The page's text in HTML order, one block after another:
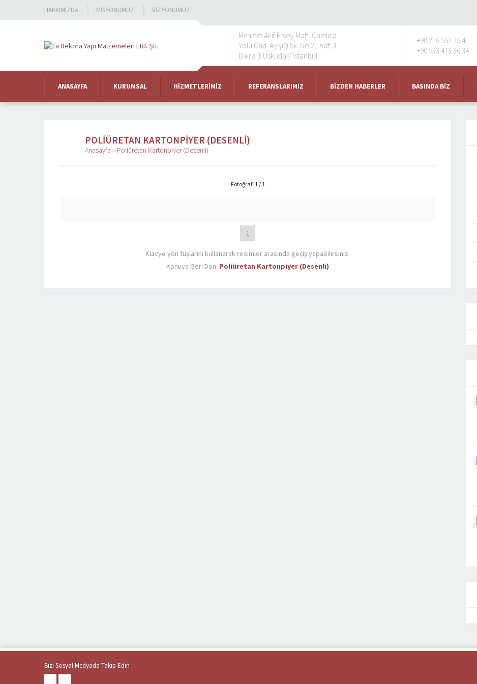
HAKKIMIZDA MISYONUMUZ VIZYONUMUZ
Mehmet Akif Ersoy Mah. Çamlıca
Yolu Cad. Ayışığı Sk. No:21 Kat: 3
Daire: 3 Üsküdar/ İstanbul
+90 216 557 75 41
+90 533 413 36 34
ANASAYFA KURUMSAL HIZMETLERIMIZ REFERANSLARIMIZ BIZDEN HABERLER BASINDA BIZ
POLIÜRETAN KARTONPIYER (DESENLI)
Anasayfa » Poliüretan Kartonpiyer (Desenli)
Fotoğraf: 1 / 1
1
Klavye yön tuşlarını kullanarak resimler arasında geçiş yapabilirsiniz.
Konuya Geri Dön: Poliüretan Kartonpiyer (Desenli)
Bizi Sosyal Medyada Takip Edin